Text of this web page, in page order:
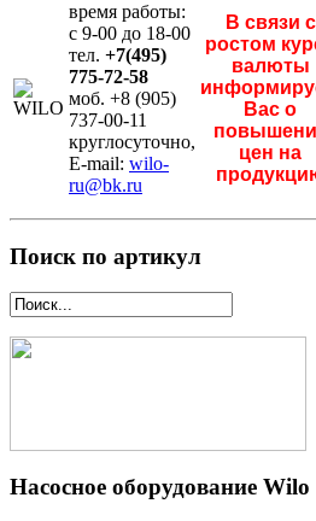
время работы:
с 9-00 до 18-00
тел. +7(495)
775-72-58
моб. +8 (905)
737-00-11
круглосуточно,
E-mail: wilo-
ru@bk.ru
В связи с
ростом
валюты
Вас о
цен на
Поиск по артикул
Насосное оборудование Wilo